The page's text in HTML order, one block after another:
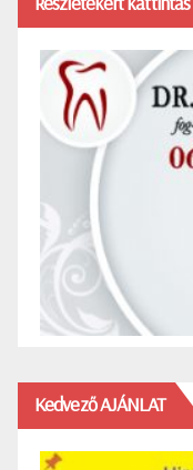
Kedvező AJÁNLAT